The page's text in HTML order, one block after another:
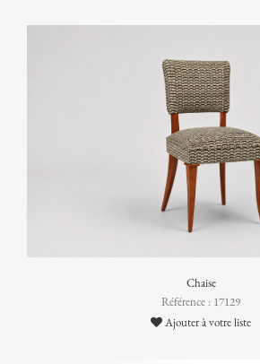
Chaise
Référence : 17129
Ajouter à votre liste